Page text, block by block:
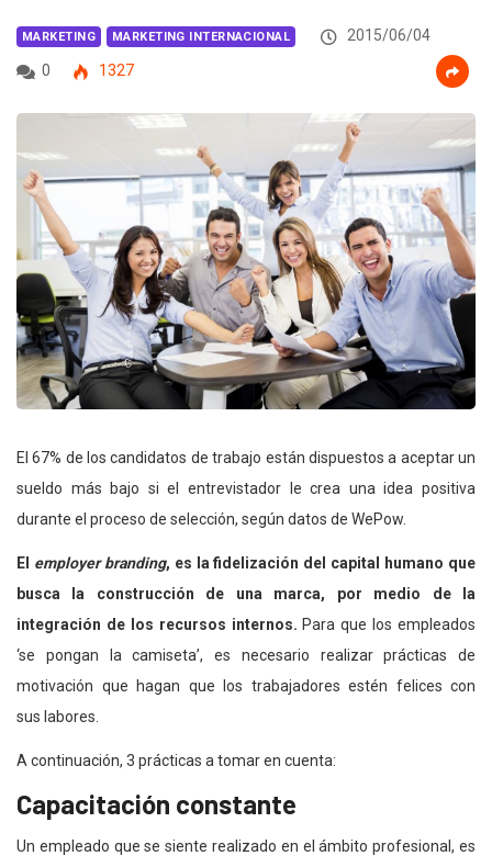
MARKETING MARKETING INTERNACIONAL
2015/06/04
0
1327
El 67% de los candidatos de trabajo están dispuestos a aceptar un
sueldo más bajo si el entrevistador le crea una idea positiva
durante el proceso de selección, según datos de WePow.
El employer branding, es la fidelización del capital humano que
busca la construcción de una marca, por medio de la
integración de los recursos internos. Para que los empleados
‘se pongan la camiseta’, es necesario realizar prácticas de
motivación que hagan que los trabajadores estén felices con
sus labores.
A continuación, 3 prácticas a tomar en cuenta:
Capacitación constante
Un empleado que se siente realizado en el ámbito profesional, es